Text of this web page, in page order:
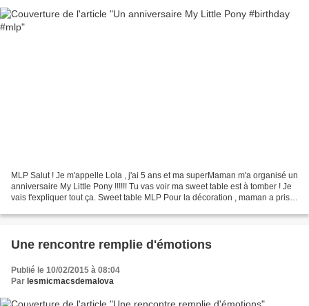
MLP Salut ! Je m'appelle Lola , j'ai 5 ans et ma superMaman m'a organisé un
anniversaire My Little Pony !!!!!! Tu vas voir ma sweet table est à tomber ! Je
vais t'expliquer tout ça. Sweet table MLP Pour la décoration , maman a pris
Une rencontre remplie d'émotions
Publié le 10/02/2015 à 08:04
Par lesmicmacsdemalova